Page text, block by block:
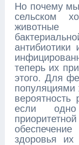
Но почему мы
сельском
антибиотики
теперь их
этого. Для
популяциями
вероятность
если одно
здоровья их